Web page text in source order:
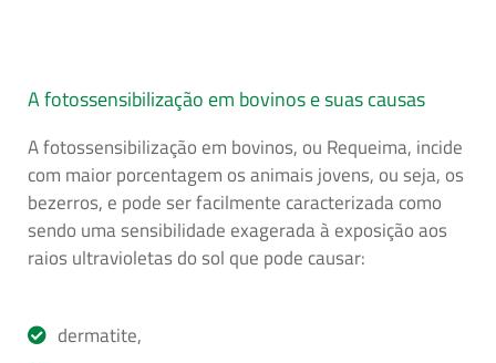
A fotossensibilização em bovinos e suas causas
A fotossensibilização em bovinos, ou Requeima, incide
com maior porcentagem os animais jovens, ou seja, os
bezerros, e pode ser facilmente caracterizada como
sendo uma sensibilidade exagerada à exposição aos
raios ultravioletas do sol que pode causar:
dermatite,